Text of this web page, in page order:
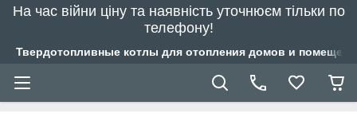
На час війни ціну та наявність уточнюєм тільки по
телефону!
Твердотопливные котлы для отопления домов и